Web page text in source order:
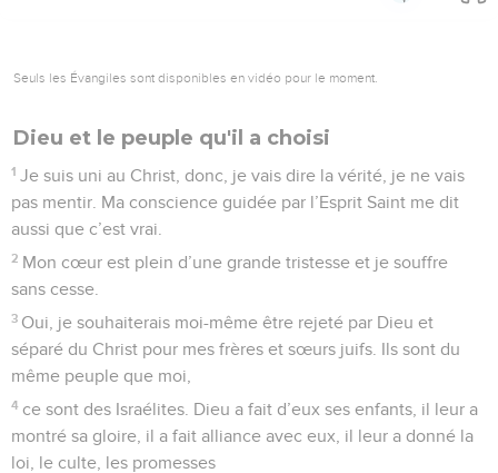
Seuls les Évangiles sont disponibles en vidéo pour le moment.
Dieu et le peuple qu'il a choisi
1 Je suis uni au Christ, donc, je vais dire la vérité, je ne vais
pas mentir. Ma conscience guidée par l’Esprit Saint me dit
aussi que c’est vrai.
2 Mon cœur est plein d’une grande tristesse et je souffre
sans cesse.
3 Oui, je souhaiterais moi-même être rejeté par Dieu et
séparé du Christ pour mes frères et sœurs juifs. Ils sont du
même peuple que moi,
4 ce sont des Israélites. Dieu a fait d’eux ses enfants, il leur a
montré sa gloire, il a fait alliance avec eux, il leur a donné la
loi, le culte, les promesses